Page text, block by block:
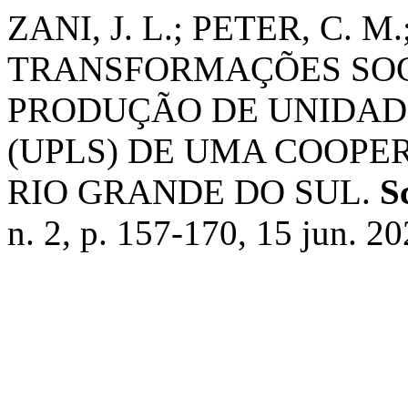
ZANI, J. L.; PETER, C.
TRANSFORMAÇÕES
PRODUÇÃO DE
(UPLS) DE UMA
RIO GRANDE DO SUL.
n. 2, p. 157-170, 15 jun.